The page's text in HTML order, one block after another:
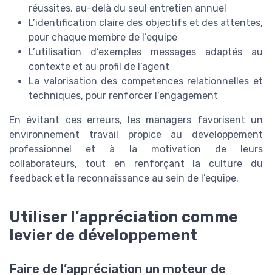
réussites, au-delà du seul entretien annuel
L’identification claire des objectifs et des attentes,
pour chaque membre de l’equipe
L’utilisation d’exemples messages adaptés au
contexte et au profil de l’agent
La valorisation des competences relationnelles et
techniques, pour renforcer l’engagement
En évitant ces erreurs, les managers favorisent un
environnement travail propice au developpement
professionnel et à la motivation de leurs
collaborateurs, tout en renforçant la culture du
feedback et la reconnaissance au sein de l’equipe.
Utiliser l’appréciation comme
levier de développement
Faire de l’appréciation un moteur de